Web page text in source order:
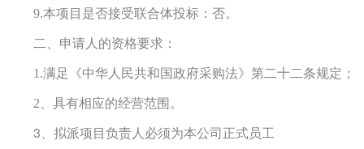
9.本项目是否接受联合体投标：否。
二、申请人的资格要求：
1.满足《中华人民共和国政府采购法》第二十二条规定；
2、 具有相应的经营范围 。
3 、拟派项目负责人必须为本公司正式员工